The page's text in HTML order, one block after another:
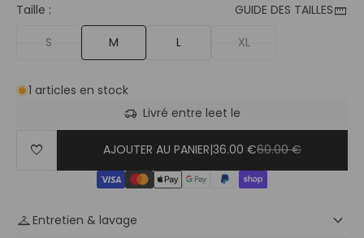
Taille : GUIDE DES TAILLESstraighten
S M L XL
1 articles en stock
delivery_truck_speed Livré entre leet le
favorite AJOUTER AU PANIER|36.00 €60.00 €
checkroomEntretien & lavage keyboard_arrow_down